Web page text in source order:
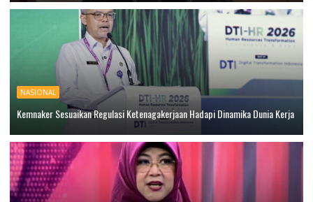
NASIONAL
Kemnaker Sesuaikan Regulasi Ketenagakerjaan Hadapi Dinamika Dunia Kerja